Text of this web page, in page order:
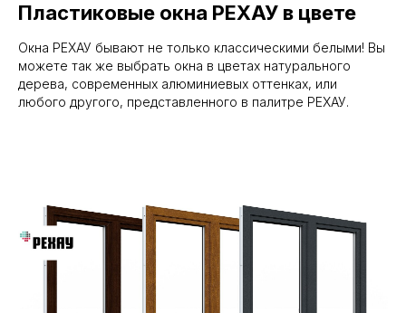
Пластиковые окна РЕХАУ в цвете
Окна РЕХАУ бывают не только классическими белыми! Вы
можете так же выбрать окна в цветах натурального
дерева, современных алюминиевых оттенках, или
любого другого, представленного в палитре РЕХАУ.